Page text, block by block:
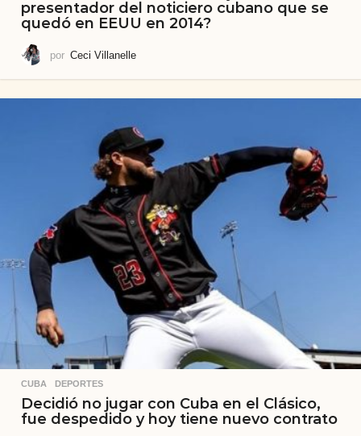
presentador del noticiero cubano que se
quedó en EEUU en 2014?
por Ceci Villanelle
CUBA ,DEPORTES
Decidió no jugar con Cuba en el Clásico,
fue despedido y hoy tiene nuevo contrato